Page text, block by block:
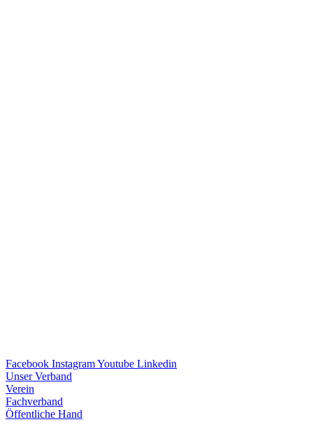
Facebook InstagramYoutube Linkedin
Unser Verband
Verein
Fach­ver­band
Öffent­li­che Hand